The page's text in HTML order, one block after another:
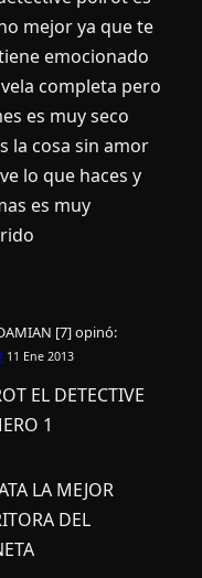
mejor ya que te
emocionado
completa pero
es muy seco
la cosa sin amor
lo que haces y
es muy
[7]opinó:
11 Ene 2013
EL DETECTIVE
1
LA MEJOR
DEL